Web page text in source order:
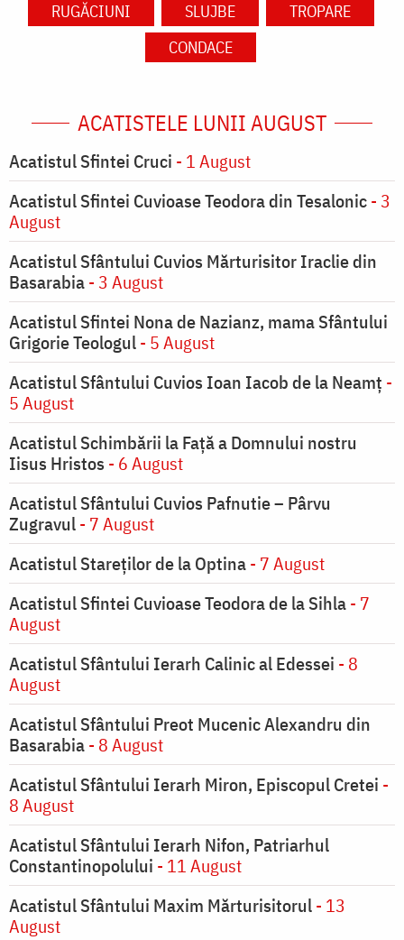
RUGĂCIUNI
SLUJBE
TROPARE
CONDACE
ACATISTELE LUNII AUGUST
Acatistul Sfintei Cruci - 1 August
Acatistul Sfintei Cuvioase Teodora din Tesalonic- 3
August
Acatistul Sfântului Cuvios Mărturisitor Iraclie din
Basarabia- 3 August
Acatistul Sfintei Nona de Nazianz, mama Sfântului
Grigorie Teologul- 5 August
Acatistul Sfântului Cuvios Ioan Iacob de la Neamț -
5 August
Acatistul Schimbării la Faţă a Domnului nostru
Iisus Hristos - 6 August
Acatistul Sfântului Cuvios Pafnutie – Pârvu
Zugravul- 7 August
Acatistul Stareţilor de la Optina- 7 August
Acatistul Sfintei Cuvioase Teodora de la Sihla- 7
August
Acatistul Sfântului Ierarh Calinic al Edessei - 8
August
Acatistul Sfântului Preot Mucenic Alexandru din
Basarabia- 8 August
Acatistul Sfântului Ierarh Miron, Episcopul Cretei -
8 August
Acatistul Sfântului Ierarh Nifon, Patriarhul
Constantinopolului - 11 August
Acatistul Sfântului Maxim Mărturisitorul- 13
August